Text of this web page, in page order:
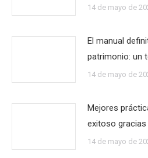
14 de mayo de
El manual
patrimonio: un
14 de mayo de
Mejores
exitoso
14 de mayo de